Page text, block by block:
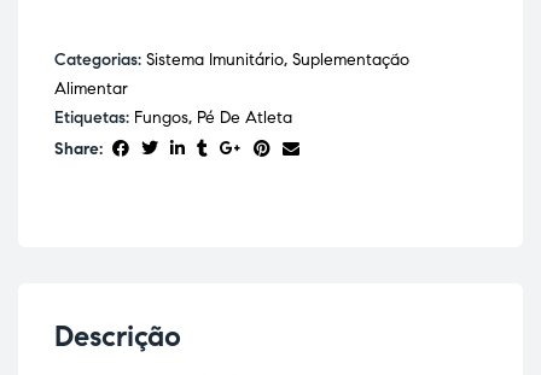
Categorias: Sistema Imunitário, Suplementação
Alimentar
Etiquetas: Fungos, Pé De Atleta
Share:
Descrição